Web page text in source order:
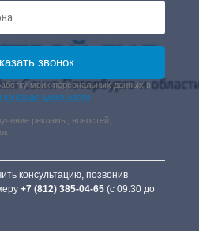
моих персональных данных в
конфиденциальности
рекламы, новостей,
консультацию, позвонив
+7 (812) 385-04-65 (с 09:30 до